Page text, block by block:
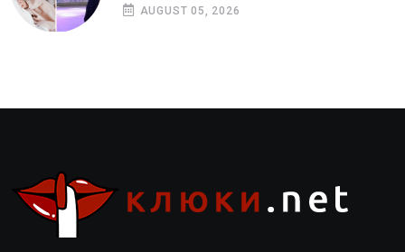
AUGUST 05, 2026